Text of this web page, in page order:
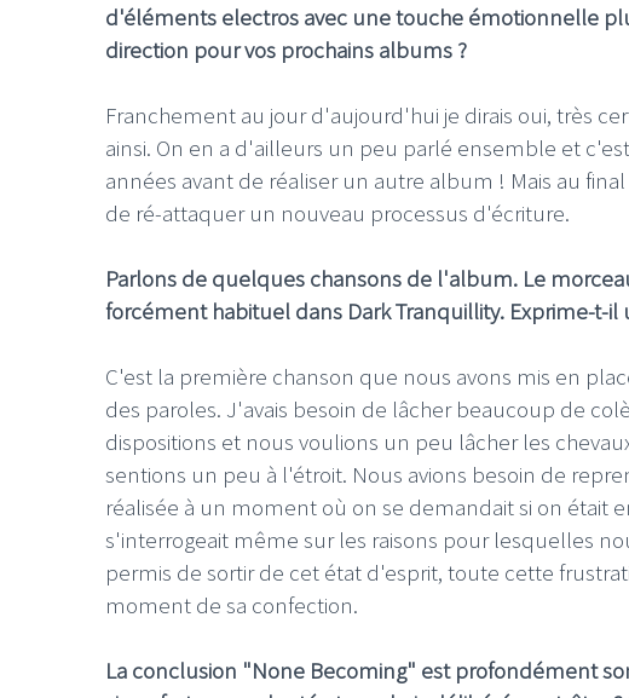
d'éléments electros avec une touche émotionnelle
direction pour vos prochains albums ?
Franchement au jour d'aujourd'hui je dirais oui, très
ainsi. On en a d'ailleurs un peu parlé ensemble et
années avant de réaliser un autre album ! Mais au
de ré-attaquer un nouveau processus d'écriture.
Parlons de quelques chansons de l'album. Le
forcément habituel dans Dark Tranquillity. Exprime-t-
C'est la première chanson que nous avons mis en
des paroles. J'avais besoin de lâcher beaucoup de
dispositions et nous voulions un peu lâcher les
sentions un peu à l'étroit. Nous avions besoin de
réalisée à un moment où on se demandait si on était
s'interrogeait même sur les raisons pour lesquelles
permis de sortir de cet état d'esprit, toute cette
moment de sa confection.
La conclusion "None Becoming" est profondément